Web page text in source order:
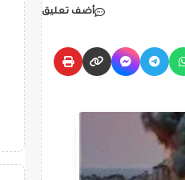
أضف تعليق